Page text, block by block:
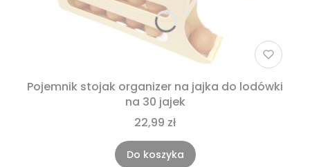
Pojemnik stojak organizer na jajka do lodówki
na 30 jajek
22,99 zł
Do koszyka